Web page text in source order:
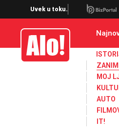
Uvek u toku.
Alo
MOJ
AUTO
IT!